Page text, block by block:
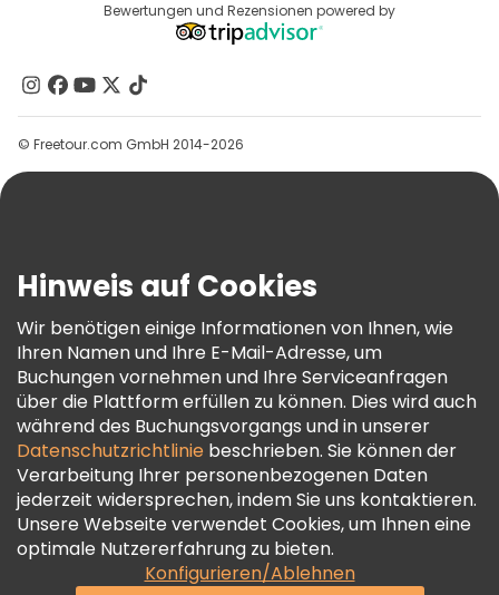
Affiliate-Programm
Reiseziele
Kontakt
Gruppen
Hilfe
AGB Und Rechtliches
Cookie-Richtlinie
Freetour Auszeichnungen
Treueprogramm
Bewertungen und Rezensionen powered by
© Freetour.com GmbH 2014-2026
Hinweis auf Cookies
Wir benötigen einige Informationen von Ihnen, wie
Ihren Namen und Ihre E-Mail-Adresse, um
Buchungen vornehmen und Ihre Serviceanfragen
über die Plattform erfüllen zu können. Dies wird auch
während des Buchungsvorgangs und in unserer
Datenschutzrichtlinie beschrieben. Sie können der
Verarbeitung Ihrer personenbezogenen Daten
jederzeit widersprechen, indem Sie uns kontaktieren.
Unsere Webseite verwendet Cookies, um Ihnen eine
optimale Nutzererfahrung zu bieten.
Konfigurieren/Ablehnen